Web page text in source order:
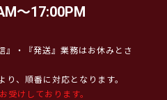
～17:00PM
』・『発送』業務はお休みとさ
、順番に対応となります。
けしております。